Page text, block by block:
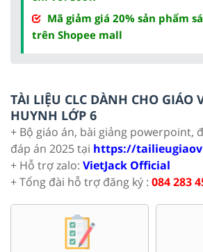
Mã giảm giá 20% sản phẩm
trên Shopee mall
TÀI LIỆU CLC DÀNH CHO GIÁO
HUYNH LỚP 6
+ Bộ giáo án, bài giảng powerpoint,
đáp án 2025 tại https://
+ Hỗ trợ zalo: VietJack Official
+ Tổng đài hỗ trợ đăng ký : 084 283